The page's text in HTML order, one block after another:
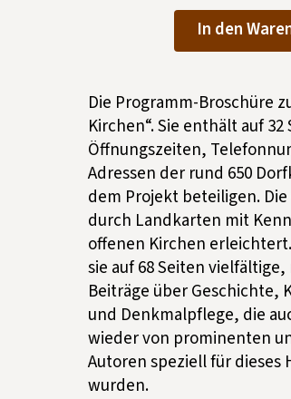
In den
Die Programm-Broschüre
Kirchen“. Sie enthält auf 32
Öffnungszeiten,
Adressen der rund 650
dem Projekt beteiligen.
durch Landkarten mit
offenen Kirchen
sie auf 68 Seiten
Beiträge über Geschichte,
und Denkmalpflege, die
wieder von prominenten
Autoren speziell für dieses
wurden.